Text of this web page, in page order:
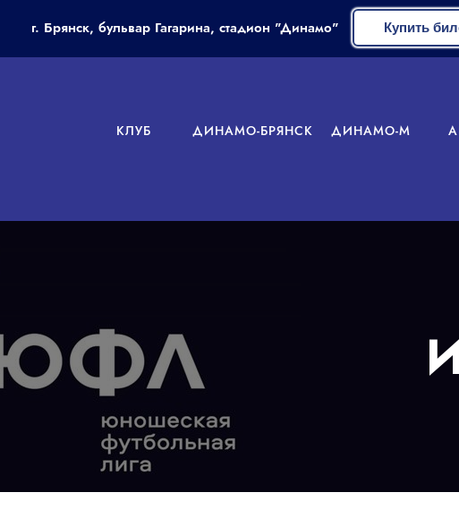
г. Брянск, бульвар Гагарина, стадион "Динамо" Купить
КЛУБ ДИНАМО-БРЯНСК ДИНАМО-М